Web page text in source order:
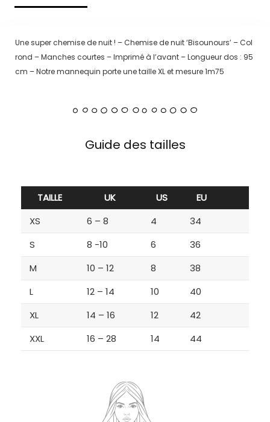
Une super chemise de nuit ! – Chemise de nuit ‘Bisounours’ – Col
rond – Manches courtes – Imprimé à l’avant – Longueur dos : 95
cm – Notre mannequin porte une taille XL et mesure 1m75
Guide des tailles
TAILLE UK US
EU
XS
6 – 8 4
34
S
8 -10 6
36
M
10 – 12 8
38
L
12 – 14 10
40
XL
14 – 16 12
42
XXL
16 – 28 14 44